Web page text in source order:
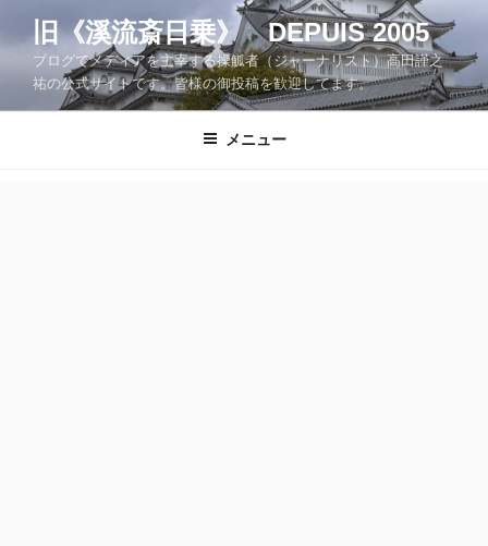
ツ
旧《溪流斎日乗》 DEPUIS 2005
ブログでメディアを主宰する操觚者（ジャーナリスト）高田謹之
祐の公式サイトです。皆様の御投稿を歓迎してます。
メニュー